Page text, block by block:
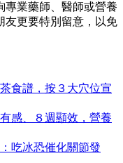
專業藥師、醫師或營養
友更要特別留意，以免
食譜，按３大穴位宣
感、８週顯效，營養
吃冰恐催化關節發